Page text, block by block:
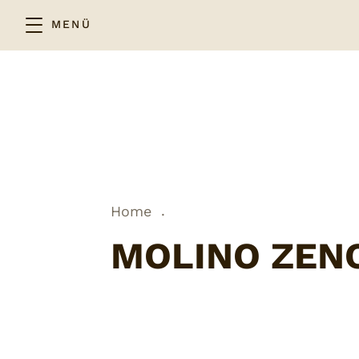
MENÜ
Home .
MOLINO